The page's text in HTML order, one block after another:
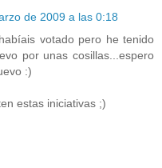
de 2009 a las 0:18
votado pero he tenido
por unas cosillas...espero
:)
estas iniciativas ;)